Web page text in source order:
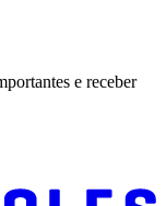
e receber